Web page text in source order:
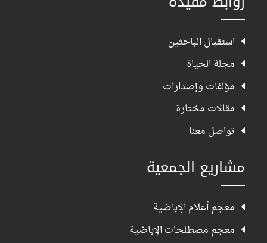
استقبال الباحثين
مجلة الحياة
مؤلفات وإصدارات
مقالات مختارة
تواصل معنا
مشاريع الجمعية
معجم أعلام الإباضية
معجم مصطلحات الإباضية